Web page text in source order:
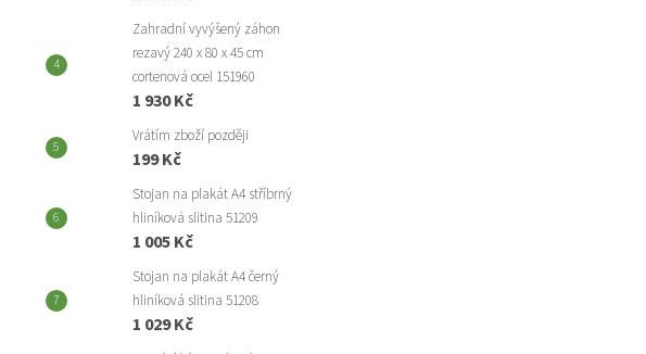
Zahradní vyvýšený záhon
rezavý 240 x 80 x 45 cm
cortenová ocel 151960
1 930 Kč
Vrátím zboží později
199 Kč
Stojan na plakát A4 stříbrný
hliníková slitina 51209
1 005 Kč
Stojan na plakát A4 černý
hliníková slitina 51208
1 029 Kč